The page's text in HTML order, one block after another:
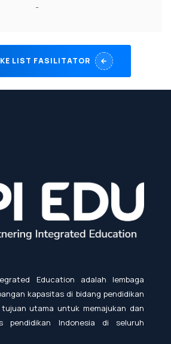
-
LIST FASILITATOR
Education adalah lembaga
kapasitas di bidang pendidikan
utama untuk memajukan dan
pendidikan Indonesia di seluruh